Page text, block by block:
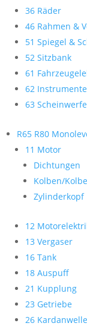
36 Räder
46 Rahmen &
51 Spiegel &
52 Sitzbank
61
62 Instrumente
63
R65 R80
11 Motor
Dichtungen
Kolben/
Zylinderkopf
12
13 Vergaser
16 Tank
18 Auspuff
21 Kupplung
23 Getriebe
26 Kardanwelle